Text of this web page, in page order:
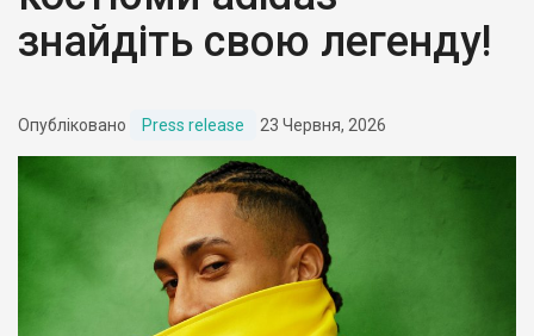
знайдіть свою легенду!
Опубліковано Press release 23 Червня, 2026